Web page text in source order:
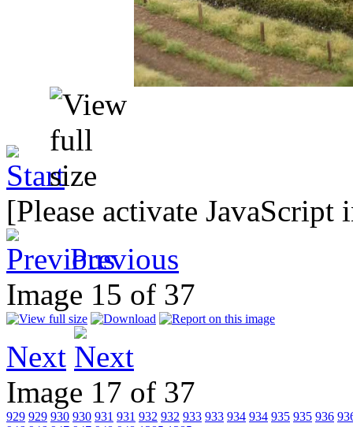
[Please activate
Previous
Image 15 of 37
Next
Image 17 of 37
929 929 930 930 931 931 932 932 933 933 934 934 935 935 936